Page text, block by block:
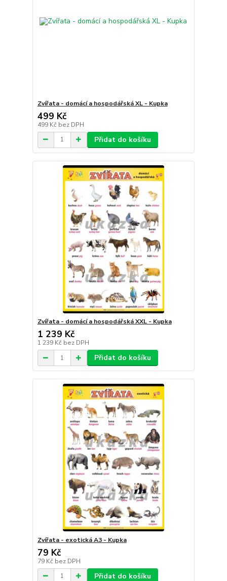
Zvířata - domácí a hospodářská XL - Kupka
499 Kč
499 Kč bez DPH
Přidat do košíku
Zvířata - domácí a hospodářská XXL - Kupka
1 239 Kč
1 239 Kč bez DPH
Přidat do košíku
Zvířata - exotická A3 - Kupka
79 Kč
79 Kč bez DPH
Přidat do košíku